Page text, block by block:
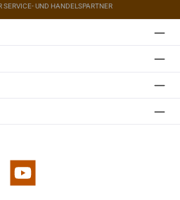
SERVICE- UND HANDELSPARTNER
YouTube